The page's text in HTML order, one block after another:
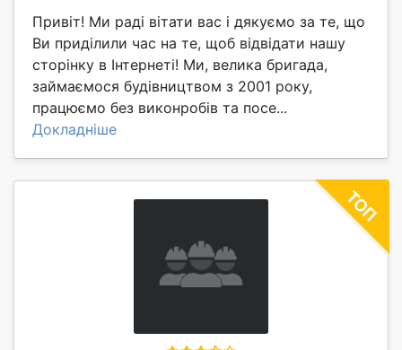
Привіт! Ми раді вітати вас і дякуємо за те, що
Ви приділили час на те, щоб відвідати нашу
сторінку в Інтернеті! Ми, велика бригада,
займаємося будівництвом з 2001 року,
працюємо без виконробів та посе...
Докладніше